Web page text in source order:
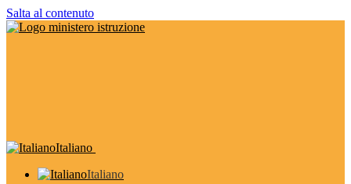
Salta al contenuto
Italiano
Italiano